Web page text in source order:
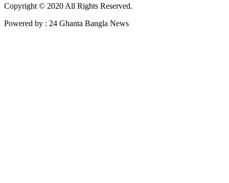
Copyright © 2020 All Rights Reserved.
Powered by : 24 Ghanta Bangla News